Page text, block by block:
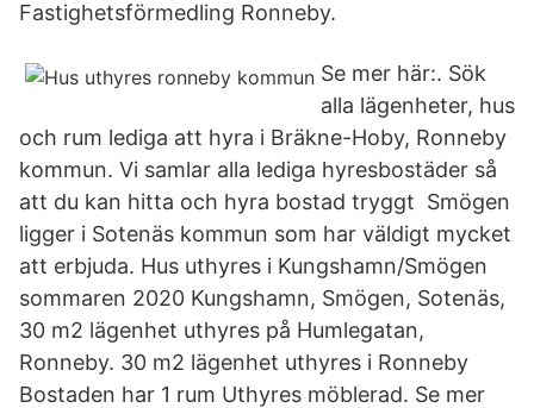
Fastighetsförmedling Ronneby.
Se mer här:. Sök
alla lägenheter, hus
och rum lediga att hyra i Bräkne-Hoby, Ronneby
kommun. Vi samlar alla lediga hyresbostäder så
att du kan hitta och hyra bostad tryggt Smögen
ligger i Sotenäs kommun som har väldigt mycket
att erbjuda. Hus uthyres i Kungshamn/Smögen
sommaren 2020 Kungshamn, Smögen, Sotenäs,
30 m2 lägenhet uthyres på Humlegatan,
Ronneby. 30 m2 lägenhet uthyres i Ronneby
Bostaden har 1 rum Uthyres möblerad. Se mer